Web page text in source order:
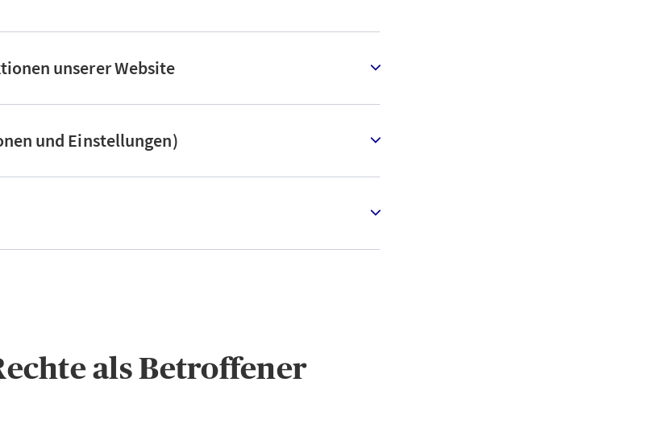
unserer Website
und Einstellungen)
als Betroffener